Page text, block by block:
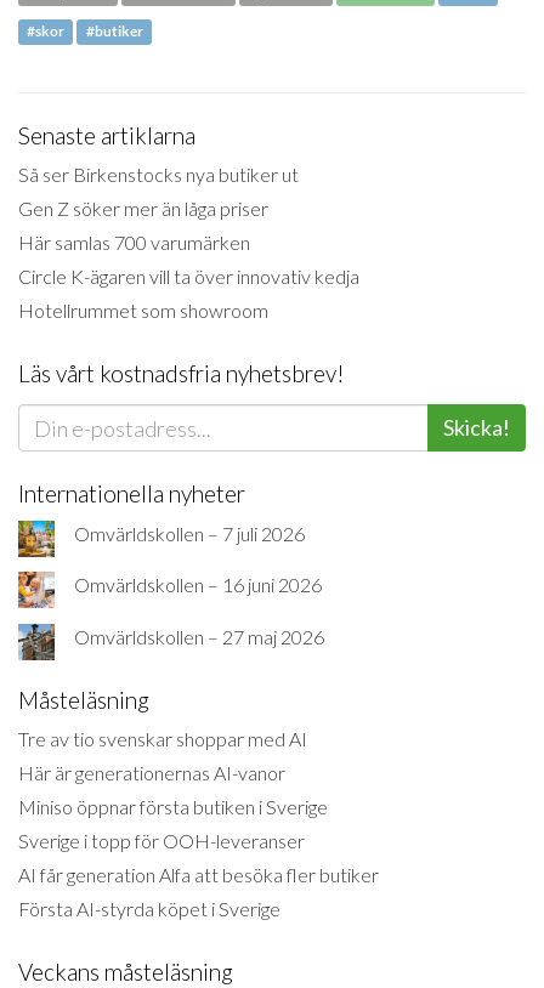
#skor #butiker
Senaste artiklarna
Så ser Birkenstocks nya butiker ut
Gen Z söker mer än låga priser
Här samlas 700 varumärken
Circle K-ägaren vill ta över innovativ kedja
Hotellrummet som showroom
Läs vårt kostnadsfria nyhetsbrev!
Skicka!
Internationella nyheter
Omvärldskollen – 7 juli 2026
Omvärldskollen – 16 juni 2026
Omvärldskollen – 27 maj 2026
Måsteläsning
Tre av tio svenskar shoppar med AI
Här är generationernas AI-vanor
Miniso öppnar första butiken i Sverige
Sverige i topp för OOH-leveranser
AI får generation Alfa att besöka fler butiker
Första AI-styrda köpet i Sverige
Veckans måsteläsning